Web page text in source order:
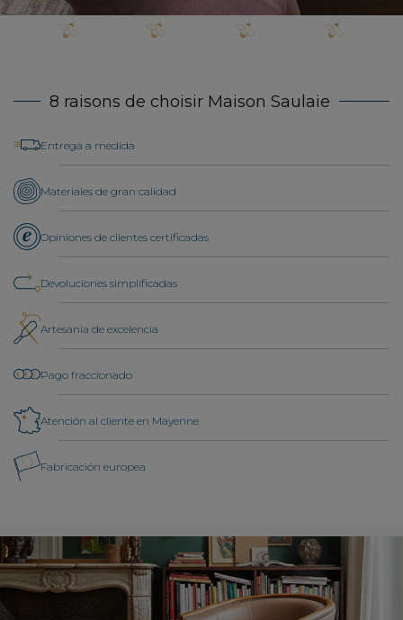
8 raisons de choisir Maison Saulaie
Entrega a medida
Materiales de gran calidad
Opiniones de clientes certificadas
Devoluciones simplificadas
Artesanía de excelencia
Pago fraccionado
Atención al cliente en Mayenne
Fabricación europea